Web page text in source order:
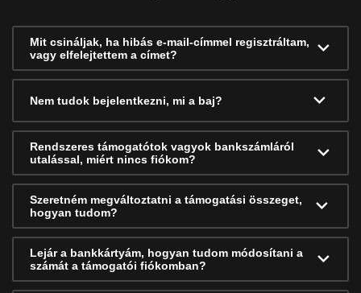
Mit csináljak, ha hibás e-mail-címmel regisztráltam,
vagy elfelejtettem a címet?
Nem tudok bejelentkezni, mi a baj?
Rendszeres támogatótok vagyok bankszámláról
utalással, miért nincs fiókom?
Szeretném megváltoztatni a támogatási összeget,
hogyan tudom?
Lejár a bankkártyám, hogyan tudom módosítani a
számát a támogatói fiókomban?